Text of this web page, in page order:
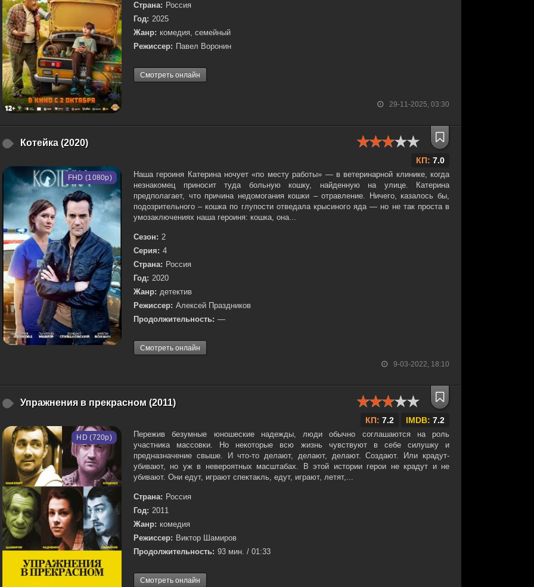
29-11-2025, 03:30
Страна: Россия
Год: 2025
Жанр: комедия, семейный
Режиссер: Павел Воронин
Смотреть онлайн
Котейка (2020)
КП: 7.0
9-03-2022, 18:10
FHD (1080p)
Наша героиня Катерина ночует «по месту работы» — в ветеринарной клинике, когда
незнакомец приносит туда больную кошку, найденную на улице. Катерина
предполагает, что причина недомогания кошки – отравление. Ничего, казалось бы,
подозрительного – кошка по глупости отведала крысиного яда — но не так проста в
умозаключениях наша героиня: кошка, она...
Сезон: 2
Серия: 4
Страна: Россия
Год: 2020
Жанр: детектив
Режиссер: Алексей Праздников
Продолжительность: —
Смотреть онлайн
Упражнения в прекрасном (2011)
КП: 7.2 IMDB: 7.2
HD (720p)
Пережив безумные юношеские надежды, люди обычно соглашаются на роль
участника массовки. Но некоторые всю жизнь чувствуют в себе силушку и
предназначение свыше. И что-то делают, делают, делают. Создают. Или крадут-
убивают, но уж в невероятных масштабах. В этой истории герои не крадут и не
убивают. Они едут, играют спектакль, едут, играют, летят,...
Страна: Россия
Год: 2011
Жанр: комедия
Режиссер: Виктор Шамиров
Продолжительность: 93 мин. / 01:33
Смотреть онлайн